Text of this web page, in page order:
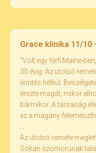
Grace klinika 11/10
"Volt egy férfi Maine-
30 évig. Az utolsó
érintés nélkül.
érezte magát, mikor
bármikor. A társaság
ez a magány
Az utolsó remete
Sokan szomorúnak